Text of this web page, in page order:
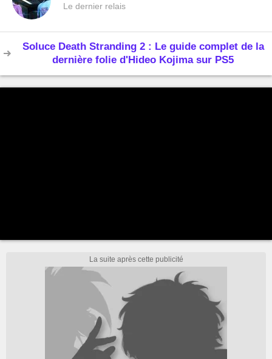
Le dernier relais
Soluce Death Stranding 2 : Le guide complet de la
dernière folie d'Hideo Kojima sur PS5